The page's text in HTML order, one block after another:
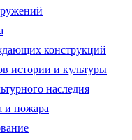
конструкций
истории и культуры
наследия
и пожара